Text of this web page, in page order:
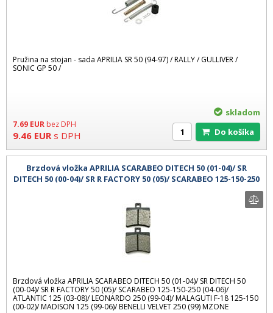
Pružina na stojan - sada APRILIA SR 50 (94-97) / RALLY / GULLIVER /
SONIC GP 50 /
7.69 EUR bez DPH
9.46 EUR s DPH
skladom
Do košíka
Brzdová vložka APRILIA SCARABEO DITECH 50 (01-04)/ SR
DITECH 50 (00-04)/ SR R FACTORY 50 (05)/ SCARABEO 125-150-250
Brzdová vložka APRILIA SCARABEO DITECH 50 (01-04)/ SR DITECH 50
(00-04)/ SR R FACTORY 50 (05)/ SCARABEO 125-150-250 (04-06)/
ATLANTIC 125 (03-08)/ LEONARDO 250 (99-04)/ MALAGUTI F-18 125-150
(00-02)/ MADISON 125 (99-06)/ BENELLI VELVET 250 (99) MZONE